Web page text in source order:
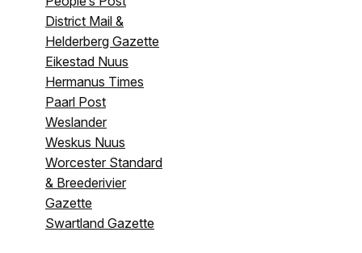
District Mail &
Helderberg Gazette
Eikestad Nuus
Hermanus Times
Paarl Post
Weslander
Weskus Nuus
Worcester Standard
& Breederivier
Gazette
Swartland Gazette